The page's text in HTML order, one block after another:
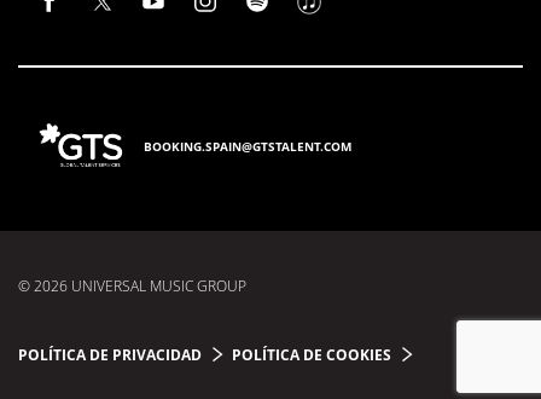
BOOKING.SPAIN@GTSTALENT.COM
© 2026 UNIVERSAL MUSIC GROUP
POLÍTICA DE PRIVACIDAD POLÍTICA DE COOKIES